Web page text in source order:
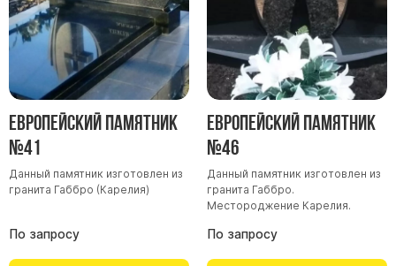
Европейский памятник
№41
Данный памятник изготовлен из
гранита Габбро (Карелия)
По запросу
Европейский памятник
№46
Данный памятник изготовлен из
гранита Габбро.
Местороджение Карелия.
По запросу